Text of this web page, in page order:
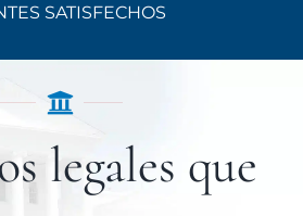
SATISFECHOS
legales que